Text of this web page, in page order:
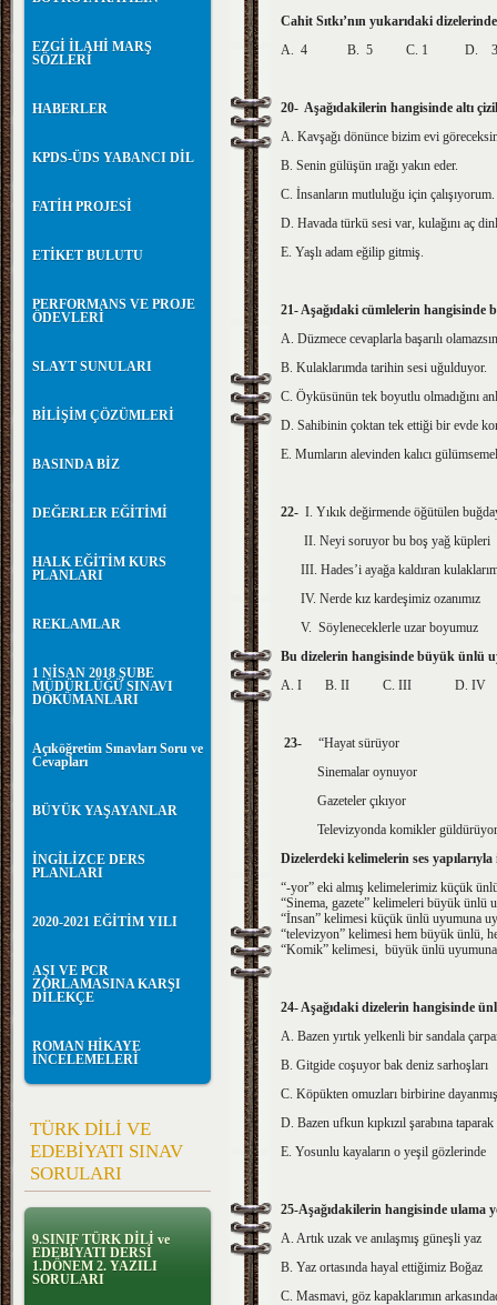
EZGİ İLAHİ MARŞ
SÖZLERİ
HABERLER
KPDS-ÜDS YABANCI DİL
FATİH PROJESİ
ETİKET BULUTU
PERFORMANS VE PROJE
ÖDEVLERİ
SLAYT SUNULARI
BİLİŞİM ÇÖZÜMLERİ
BASINDA BİZ
DEĞERLER EĞİTİMİ
HALK EĞİTİM KURS
PLANLARI
REKLAMLAR
1 NİSAN 2018 ŞUBE
MÜDÜRLÜĞÜ SINAVI
DÖKÜMANLARI
Açıköğretim Sınavları Soru ve
Cevapları
BÜYÜK YAŞAYANLAR
İNGİLİZCE DERS
PLANLARI
2020-2021 EĞİTİM YILI
AŞI VE PCR
ZORLAMASINA KARŞI
DİLEKÇE
ROMAN HİKAYE
İNCELEMELERİ
TÜRK DİLİ VE
EDEBİYATI SINAV
SORULARI
9.SINIF TÜRK DİLİ ve
EDEBİYATI DERSİ
1.DÖNEM 2. YAZILI
SORULARI
Cahit Sıtkı’nın yukarıdaki
A. 4 B. 5 C. 1 D.
20- Aşağıdakilerin hangisinde altı
A. Kavşağı dönünce bizim evi
B. Senin gülüşün ırağı yakın eder.
C. İnsanların mutluluğu için çalışıyorum.
D. Havada türkü sesi var, kulağını aç
E. Yaşlı adam eğilip gitmiş.
21- Aşağıdaki cümlelerin
A. Düzmece cevaplarla başarılı
B. Kulaklarımda tarihin sesi uğulduyor.
C. Öyküsünün tek boyutlu olmadığını
D. Sahibinin çoktan tek ettiği bir evde
E. Mumların alevinden kalıcı
22- I. Yıkık değirmende öğütülen
II. Neyi soruyor bu boş yağ küpleri
III. Hades’i ayağa kaldıran
IV. Nerde kız kardeşimiz ozanımız
V. Söyleneceklerle uzar boyumuz
Bu dizelerin hangisinde büyük ünlü
A. I B. II C. III D.
23- “Hayat sürüyor
Sinemalar oynuyor
Gazeteler çıkıyor
Televizyonda komikler
Dizelerdeki kelimelerin ses
“-yor” eki almış kelimelerimiz küçük
“Sinema, gazete” kelimeleri büyük ünlü
“İnsan” kelimesi küçük ünlü uyumuna
“televizyon” kelimesi hem büyük ünlü,
“Komik” kelimesi, büyük ünlü
24- Aşağıdaki dizelerin hangisinde
A. Bazen yırtık yelkenli bir sandala
B. Gitgide coşuyor bak deniz sarhoşları
C. Köpükten omuzları birbirine dayanmış
D. Bazen ufkun kıpkızıl şarabına taparak
E. Yosunlu kayaların o yeşil gözlerinde
25-Aşağıdakilerin hangisinde ulama
A. Artık uzak ve anılaşmış güneşli yaz
B. Yaz ortasında hayal ettiğimiz Boğaz
C. Masmavi, göz kapaklarımın